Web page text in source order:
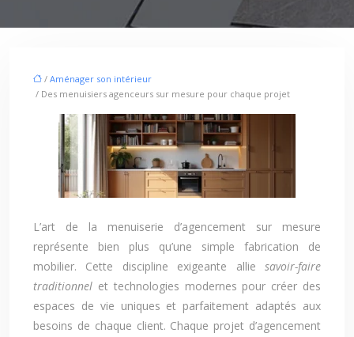
/ Aménager son intérieur
/ Des menuisiers agenceurs sur mesure pour chaque projet
L’art de la menuiserie d’agencement sur mesure
représente bien plus qu’une simple fabrication de
mobilier. Cette discipline exigeante allie savoir-faire
traditionnel et technologies modernes pour créer des
espaces de vie uniques et parfaitement adaptés aux
besoins de chaque client. Chaque projet d’agencement